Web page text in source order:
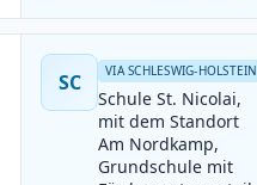
SC VIA SCHLESWIG-HOLSTEIN
Schule St. Nicolai,
mit dem Standort
Am Nordkamp,
Grundschule mit